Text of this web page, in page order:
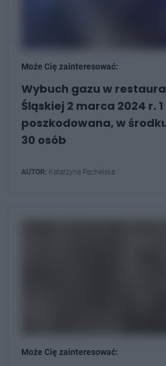
Może Cię zainteresować:
Wybuch gazu w
Śląskiej 2 marca 2024 r.
poszkodowana, w
30 osób
AUTOR: Katarzyna Pachelska
Może Cię zainteresować: